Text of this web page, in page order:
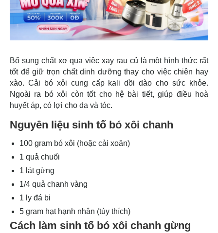
Bổ sung chất xơ qua việc xay rau củ là một hình thức rất
tốt để giữ trọn chất dinh dưỡng thay cho việc chiên hay
xào. Cải bó xôi cung cấp kali dồi dào cho sức khỏe.
Ngoài ra bó xôi còn tốt cho hệ bài tiết, giúp điều hoà
huyết áp, có lợi cho da và tóc.
Nguyên liệu sinh tố bó xôi chanh
100 gram bó xôi (hoặc cải xoăn)
1 quả chuối
1 lát gừng
1/4 quả chanh vàng
1 ly đá bi
5 gram hạt hạnh nhân (tùy thích)
Cách làm sinh tố bó xôi chanh gừng